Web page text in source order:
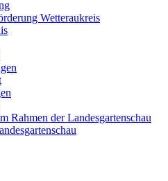
Wetteraukreis
Rahmen der Landesgartenschau